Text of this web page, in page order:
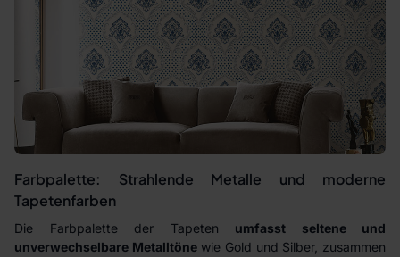
Farbpalette: Strahlende Metalle und moderne
Tapetenfarben
Die Farbpalette der Tapeten umfasst seltene und
unverwechselbare Metalltönewie Gold und Silber, zusammen